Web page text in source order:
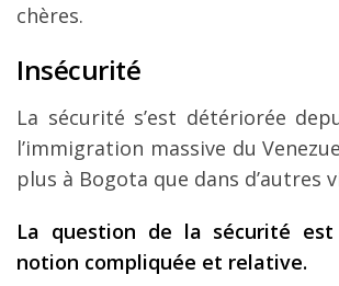
chères.
Insécurité
La sécurité s’est détériorée
l’immigration massive du
plus à Bogota que dans d’autres
La question de la sécurité
notion compliquée et relative.